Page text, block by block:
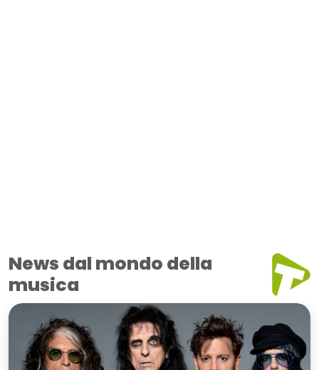
News dal mondo della
musica